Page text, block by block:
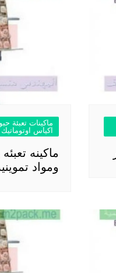
ماكينات تعبئة
اكياس اوتوماتيك
ماكينه
ومواد